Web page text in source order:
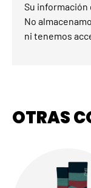
Su información
No
ni tenemos
OTRAS